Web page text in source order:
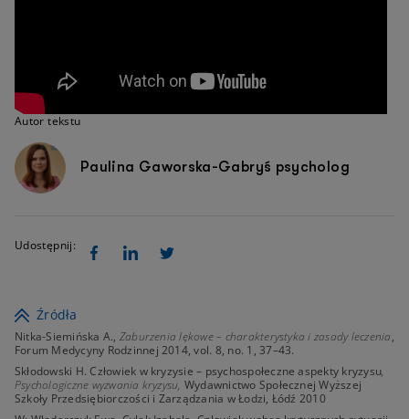
Autor tekstu
Paulina Gaworska-Gabryś psycholog
Udostępnij:
Źródła
Nitka-Siemińska A., Zaburzenia lękowe – charakterystyka i zasady leczenia,
Forum Medycyny Rodzinnej 2014, vol. 8, no. 1, 37–43.
Skłodowski H. Człowiek w kryzysie – psychospołeczne aspekty kryzysu,
Psychologiczne wyzwania kryzysu, Wydawnictwo Społecznej Wyższej
Szkoły Przedsiębiorczości i Zarządzania w Łodzi, Łódź 2010